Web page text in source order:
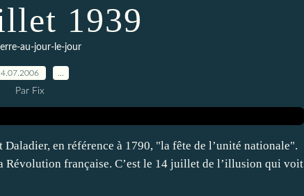
1939
au-jour-le-jour
Par Fix
en référence à 1790, "la fête de l’unité nationale".
Révolution française. C’est le 14 juillet de l’illusion qui voit